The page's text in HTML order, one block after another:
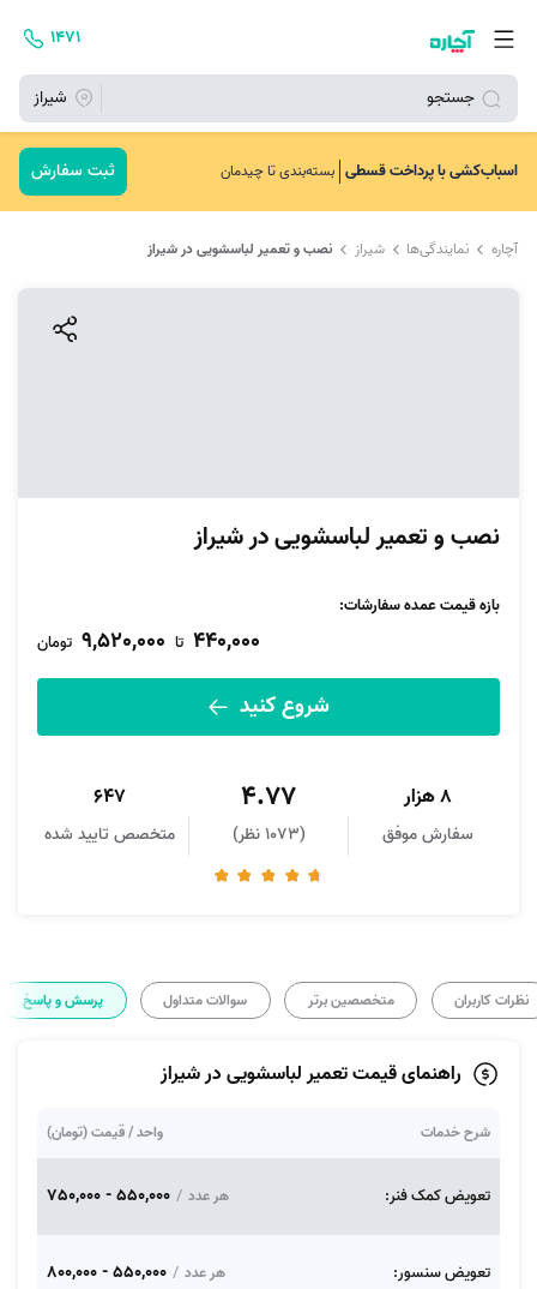
جستجو شیراز
۱۴۷۱
اسباب‌کشی با پرداخت قسطی بسته‌بندی تا چیدمان ثبت سفارش
آچاره نمایندگی‌ها شیراز نصب و تعمیر لباسشویی در شیراز
نصب و تعمیر لباسشویی در شیراز
بازه قیمت عمده سفارشات:
440,000 تا 9,520,000 تومان
شروع کنید
8 هزار
سفارش موفق
4.77
(1073 نظر)
647
متخصص تایید شده
نظرات کاربران متخصصین برتر سوالات متداول پرسش و پاسخ
راهنمای قیمت تعمیر لباسشویی در شیراز
شرح خدمات واحد / قیمت (تومان)
تعویض کمک فنر: هر عدد /
550,000 - 750,000
تعویض سنسور: هر عدد /
550,000 - 800,000